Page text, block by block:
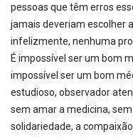
pessoas que têm erros
jamais deveriam escolher
infelizmente, nenhuma
É impossível ser um bom
impossível ser um bom
estudioso, observador
sem amar a medicina,
solidariedade, a